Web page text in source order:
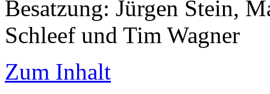
Besatzung: Jürgen Stein,
Schleef und Tim Wagner
Zum Inhalt